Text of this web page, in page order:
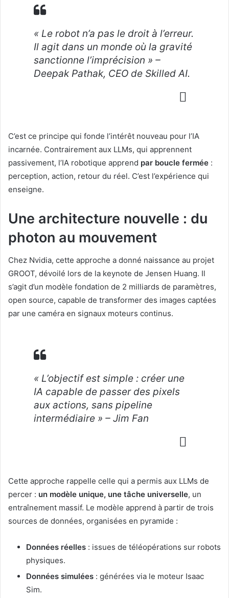
« Le robot n’a pas le droit à l’erreur.
Il agit dans un monde où la gravité
sanctionne l’imprécision » –
Deepak Pathak, CEO de Skilled AI.
C’est ce principe qui fonde l’intérêt nouveau pour l’IA
incarnée. Contrairement aux LLMs, qui apprennent
passivement, l’IA robotique apprend par boucle fermée :
perception, action, retour du réel. C’est l’expérience qui
enseigne.
Une architecture nouvelle : du
photon au mouvement
Chez Nvidia, cette approche a donné naissance au projet
GROOT, dévoilé lors de la keynote de Jensen Huang. Il
s’agit d’un modèle fondation de 2 milliards de paramètres,
open source, capable de transformer des images captées
par une caméra en signaux moteurs continus.
« L’objectif est simple : créer une
IA capable de passer des pixels
aux actions, sans pipeline
intermédiaire » – Jim Fan
Cette approche rappelle celle qui a permis aux LLMs de
percer : un modèle unique, une tâche universelle, un
entraînement massif. Le modèle apprend à partir de trois
sources de données, organisées en pyramide :
Données réelles : issues de téléopérations sur robots
physiques.
Données simulées : générées via le moteur Isaac
Sim.